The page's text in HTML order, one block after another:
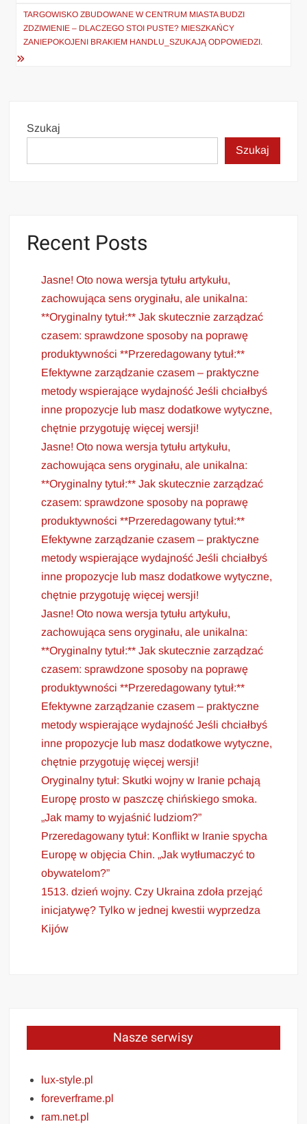
TARGOWISKO ZBUDOWANE W CENTRUM MIASTA BUDZI
ZDZIWIENIE – DLACZEGO STOI PUSTE? MIESZKAŃCY
ZANIEPOKOJENI BRAKIEM HANDLU_SZUKAJĄ ODPOWIEDZI.
Szukaj
Szukaj
Recent Posts
Jasne! Oto nowa wersja tytułu artykułu,
zachowująca sens oryginału, ale unikalna:
**Oryginalny tytuł:** Jak skutecznie zarządzać
czasem: sprawdzone sposoby na poprawę
produktywności **Przeredagowany tytuł:**
Efektywne zarządzanie czasem – praktyczne
metody wspierające wydajność Jeśli chciałbyś
inne propozycje lub masz dodatkowe wytyczne,
chętnie przygotuję więcej wersji!
Jasne! Oto nowa wersja tytułu artykułu,
zachowująca sens oryginału, ale unikalna:
**Oryginalny tytuł:** Jak skutecznie zarządzać
czasem: sprawdzone sposoby na poprawę
produktywności **Przeredagowany tytuł:**
Efektywne zarządzanie czasem – praktyczne
metody wspierające wydajność Jeśli chciałbyś
inne propozycje lub masz dodatkowe wytyczne,
chętnie przygotuję więcej wersji!
Jasne! Oto nowa wersja tytułu artykułu,
zachowująca sens oryginału, ale unikalna:
**Oryginalny tytuł:** Jak skutecznie zarządzać
czasem: sprawdzone sposoby na poprawę
produktywności **Przeredagowany tytuł:**
Efektywne zarządzanie czasem – praktyczne
metody wspierające wydajność Jeśli chciałbyś
inne propozycje lub masz dodatkowe wytyczne,
chętnie przygotuję więcej wersji!
Oryginalny tytuł: Skutki wojny w Iranie pchają
Europę prosto w paszczę chińskiego smoka.
„Jak mamy to wyjaśnić ludziom?”
Przeredagowany tytuł: Konflikt w Iranie spycha
Europę w objęcia Chin. „Jak wytłumaczyć to
obywatelom?”
1513. dzień wojny. Czy Ukraina zdoła przejąć
inicjatywę? Tylko w jednej kwestii wyprzedza
Kijów
Nasze serwisy
lux-style.pl
foreverframe.pl
ram.net.pl